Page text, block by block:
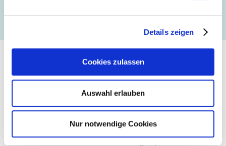
Details zeigen
Cookies zulassen
Auswahl erlauben
Nur notwendige Cookies
Urbanes Sortiment für Gent
Gent gilt aufgrund der Lage und den guten
„Das Thema Bike spielt bei uns in Belgien und vor allem bei
Berufs-Pendlern in den Städten eine wichtige Rolle“